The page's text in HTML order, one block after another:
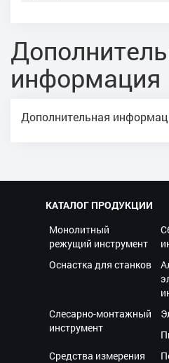
информация
Дополнительная
КАТАЛОГ ПРОДУКЦИИ
Монолитный
режущий инструмент
Оснастка для станков
Слесарно-монтажный
инструмент
Средства измерения